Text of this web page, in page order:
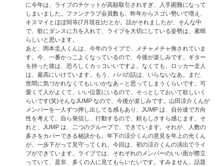
に今年は、ライブのチケットが高額取引されすぎ、入手困難になって
しまいました。ファンクラブ会員数も、昨年からスゴい勢いで増え、
キスマイとほぼ同等(7月現在)だとか。話がそれましたが、そんな中
で、歌にダンスに力を入れて、ライブを大切にしている姿勢は、素晴
らしいと思います。
あと、岡本圭人くんは、今年のライブで、メチャメチャ推されていま
す。今、一番かっこよくなっているので、今後が楽しみです。ギター
を持った彼は、恐ろしくカッコいいですよ。なくても、ロッカー圭人
は、最高にいけています。もう、パパの話は、いらないなあ。まだ、
世間に気づかれなくてもいいかなあ～と思ってしまうくらいです。可
愛くて人がよくて、いい位置にいるので、そっとしておいて欲しいく
らいです(笑)そんなJUMP なので、今後が楽しみです。山田涼介くんが
メンバーを一人ずつ押し出してる感もあり、JUMP は、自分達で方向
性を考えて、自ら発信し、行動するので、頼もしさすら感じます。そ
れと、JUMP は、二つのグループで、できています。それが、人数の
多さをカバーできる秘訣かも。年下の涼介くんの意見を年上の光くん
が、一歩下がって見守ってくれ、今回は、初の涼介くんの演出でライ
ブができています。ライブでは、それぞれのメンバーのいい面が際立
っていて、是非、多くの人に見てもらいたいです。すみません。話題